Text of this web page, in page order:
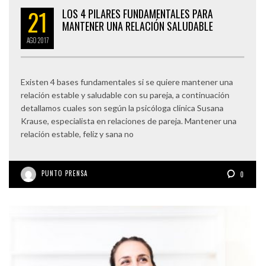
21
AGO2017
LOS 4 PILARES FUNDAMENTALES PARA
MANTENER UNA RELACIÓN SALUDABLE
Existen 4 bases fundamentales si se quiere mantener una
relación estable y saludable con su pareja, a continuación
detallamos cuales son según la psicóloga clínica Susana
Krause, especialista en relaciones de pareja. Mantener una
relación estable, feliz y sana no
PUNTO PRENSA 0